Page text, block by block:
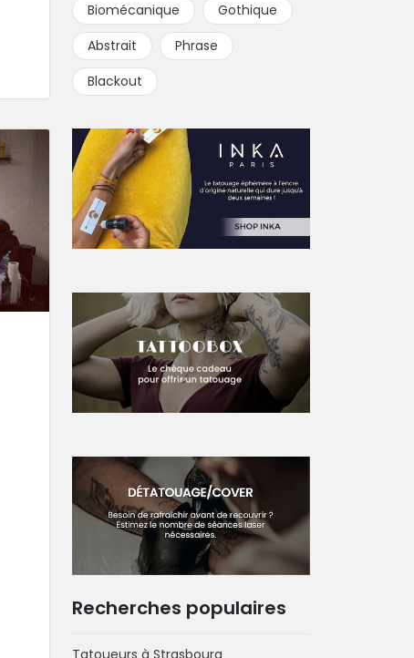
Biomécanique
Gothique
Abstrait
Phrase
Blackout
Recherches populaires